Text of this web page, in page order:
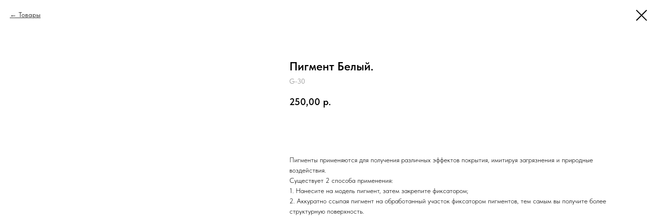
Товары
Пигмент Белый.
G-30
250,00 р.
Пигменты применяются для получения различных эффектов покрытия, имитируя загрязнения и природные
воздействия.
Существует 2 способа применения:
1. Нанесите на модель пигмент, затем закрепите фиксатором;
2. Аккуратно ссыпая пигмент на обработанный участок фиксатором пигментов, тем самым вы получите более
структурную поверхность.